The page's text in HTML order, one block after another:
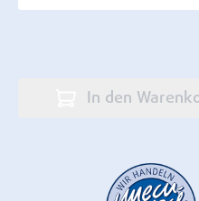
In den